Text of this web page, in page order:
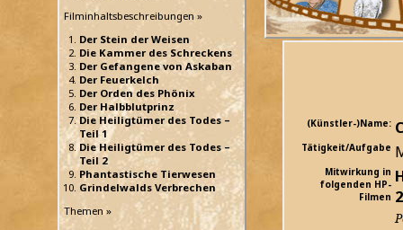
Filminhaltsbeschreibungen »
Der Stein der Weisen
Die Kammer des Schreckens
Der Gefangene von Askaban
Der Feuerkelch
Der Orden des Phönix
Der Halbblutprinz
Die Heiligtümer des Todes –
Teil 1
Die Heiligtümer des Todes –
Teil 2
Phantastische Tierwesen
Grindelwalds Verbrechen
Themen »
(Künstler-)Name:
Tätigkeit/Aufgabe
Mitwirkung in
folgenden HP-
Filmen 2